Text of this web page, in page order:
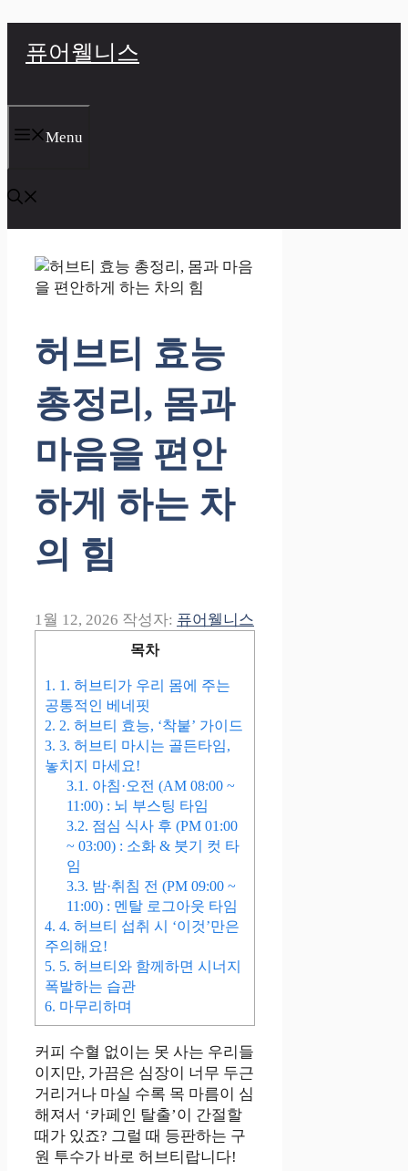
너
퓨어웰니스
Menu
허브티 효능
총정리, 몸과
마음을 편안
하게 하는 차
의 힘
1월 12, 2026 작성자: 퓨어웰니스
목차
1. 1. 허브티가 우리 몸에 주는
공통적인 베네핏
2. 2. 허브티 효능, ‘착붙’ 가이드
3. 3. 허브티 마시는 골든타임,
놓치지 마세요!
3.1. 아침·오전 (AM 08:00 ~
11:00) : 뇌 부스팅 타임
3.2. 점심 식사 후 (PM 01:00
~ 03:00) : 소화 & 붓기 컷 타
임
3.3. 밤·취침 전 (PM 09:00 ~
11:00) : 멘탈 로그아웃 타임
4. 4. 허브티 섭취 시 ‘이것’만은
주의해요!
5. 5. 허브티와 함께하면 시너지
폭발하는 습관
6. 마무리하며
커피 수혈 없이는 못 사는 우리들
이지만, 가끔은 심장이 너무 두근
거리거나 마실 수록 목 마름이 심
해져서 ‘카페인 탈출’이 간절할
때가 있죠? 그럴 때 등판하는 구
원 투수가 바로 허브티랍니다!